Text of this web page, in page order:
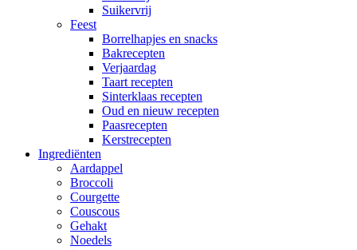
Suikervrij
Feest
Borrelhapjes en snacks
Bakrecepten
Verjaardag
Taart recepten
Sinterklaas recepten
Oud en nieuw recepten
Paasrecepten
Kerstrecepten
Ingrediënten
Aardappel
Broccoli
Courgette
Couscous
Gehakt
Noedels